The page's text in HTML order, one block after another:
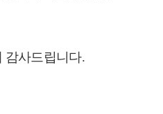
감사드립니다.